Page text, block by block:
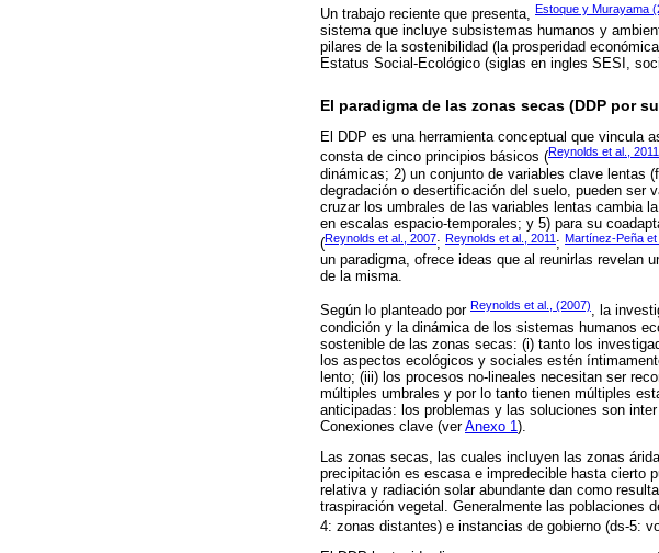
Un trabajo reciente que presenta, Estoque y Murayama
sistema que incluye subsistemas humanos y
pilares de la sostenibilidad (la prosperidad
Estatus Social-Ecológico (siglas en ingles SESI,
El paradigma de las zonas secas (DDP por
El DDP es una herramienta conceptual que
consta de cinco principios básicos (Reynolds et al., 2011
dinámicas; 2) un conjunto de variables clave lentas
degradación o desertificación del suelo, pueden ser
cruzar los umbrales de las variables lentas cambia
en escalas espacio-temporales; y 5) para su
(Reynolds et al., 2007; Reynolds et al., 2011 ; Martínez-Peña et
un paradigma, ofrece ideas que al reunirlas revelan
de la misma.
Según lo planteado por Reynolds et al., (2007), la
condición y la dinámica de los sistemas humanos
sostenible de las zonas secas: (i) tanto los
los aspectos ecológicos y sociales estén
lento; (iii) los procesos no-lineales necesitan ser
múltiples umbrales y por lo tanto tienen múltiples
anticipadas: los problemas y las soluciones son
Conexiones clave (verAnexo 1).
Las zonas secas, las cuales incluyen las zonas
precipitación es escasa e impredecible hasta cierto
relativa y radiación solar abundante dan como
traspiración vegetal. Generalmente las poblaciones
4: zonas distantes) e instancias de gobierno (ds-5: